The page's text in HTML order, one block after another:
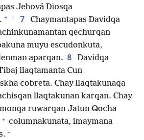
Jehová Diosqa
* + 7
Chaymantapas Davidqa
qechurqan
muyu escudonkuta,
aparqan. 8
Davidqa
llaqtamanta Cun
cobreta. Chay llaqtakunaqa
llaqtakunan karqan. Chay
ruwarqan Jatun Qocha
+ columnakunata, imaymana
+